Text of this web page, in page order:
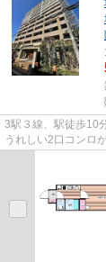
3駅３線、駅徒歩10
うれしい2口コンロ